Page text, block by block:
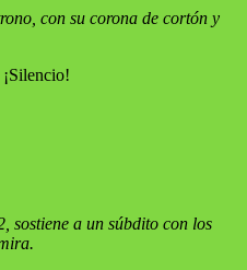
con su corona de cortón y
sostiene a un súbdito con los